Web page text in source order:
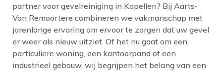
partner voor gevelreiniging in Kapellen? Bij Aarts‑
Van Remoortere combineren we vakmanschap met
jarenlange ervaring om ervoor te zorgen dat uw gevel
er weer als nieuw uitziet. Of het nu gaat om een
particuliere woning, een kantoorpand of een
industrieel gebouw, wij begrijpen het belang van een